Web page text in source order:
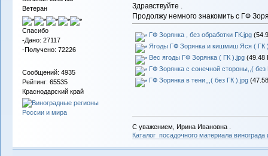
Ветеран
Спасибо
-Дано: 27117
-Получено: 72226
Сообщений: 4935
Рейтинг: 65535
Краснодарский край
Здравствуйте .
Продолжу немного знакомить с ГФ
ГФ Зорянка , без обработки ГК.jpg
Ягоды ГФ Зорянка и кишмиш Яся ( ГК
Вес ягоды ГФ Зорянка ( ГК ).jpg(49.48
ГФ Зорянка с сонечной стороны,,( без
ГФ Зорянка в тени,,,( без ГК ).jpg
С уважением, Ирина Ивановна .
Каталог посадочного материала